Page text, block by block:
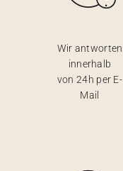
Wir antworten
innerhalb
von 24h per E-
Mail